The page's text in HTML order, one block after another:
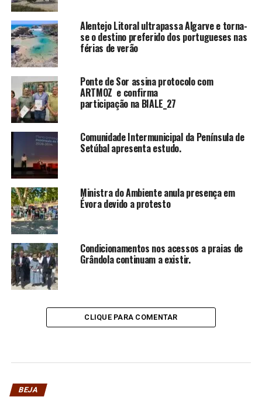
Alentejo Litoral ultrapassa Algarve e torna-
se o destino preferido dos portugueses nas
férias de verão
Ponte de Sor assina protocolo com
ARTMOZ e confirma
participação na BIALE_27
Comunidade Intermunicipal da Península de
Setúbal apresenta estudo.
Ministra do Ambiente anula presença em
Évora devido a protesto
Condicionamentos nos acessos a praias de
Grândola continuam a existir.
CLIQUE PARA COMENTAR
BEJA